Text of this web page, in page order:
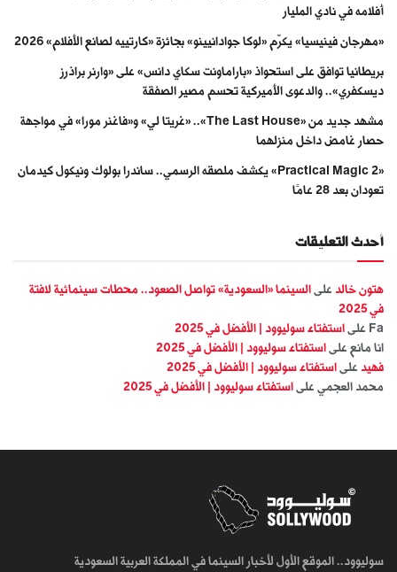
أفلامه في نادي المليار
«مهرجان فينيسيا» يكرّم «لوكا جوادانيينو» بجائزة «كارتييه لصانع الأفلام» 2026
بريطانيا توافق على استحواذ «باراماونت سكاي دانس» على «وارنر براذرز
ديسكفري».. والدعوى الأميركية تحسم مصير الصفقة
مشهد جديد من «The Last House».. «غريتا لي» و«فاغنر مورا» في مواجهة
حصار غامض داخل منزلهما
«Practical Magic 2» يكشف ملصقه الرسمي.. ساندرا بولوك ونيكول كيدمان
تعودان بعد 28 عامًا
أحدث التعليقات
هتون خالد على السينما «السعودية» تواصل الصعود.. محطات سينمائية لافتة
في 2025
Fa على استفتاء سوليوود | الأفضل في 2025
انا مانع على استفتاء سوليوود | الأفضل في 2025
فهيد على استفتاء سوليوود | الأفضل في 2025
محمد العجمي على استفتاء سوليوود | الأفضل في 2025
سوليوود.. الموقع الأول لأخبار السينما في المملكة العربية السعودية